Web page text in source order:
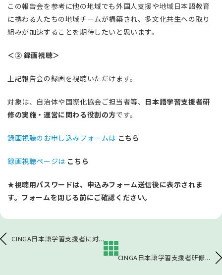
この報告会を参考に他の地域でも外国人支援や地域日本語教育
に携わる人たちの地域チームが構築され、多文化共生への取り
組みが加速することを期待したいと思います。
＜② 録画視聴＞
上記報告会の録画を視聴いただけます。
対象は、自治体や国際化協会ご担当者等、 日本語学習支援者研
修の実施・運営に関わる役割の方です。
録画視聴のお申し込みフォームは こちら
録画視聴ページは こちら
★視聴用パスワードは、申込みフォーム送信後に表示されま
す。フォームを閉じる前にご確認ください。
CINGA日本語学習支援者に対...
CINGA日本語学習支援者研修...